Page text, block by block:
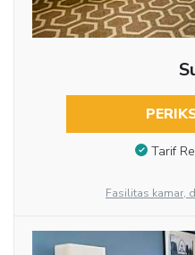
Tarif
Fasilitas kamar,